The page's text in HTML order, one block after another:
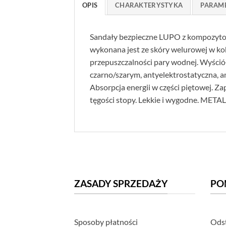
OPIS CHARAKTERYSTYKA
Sandały bezpieczne LUPO z
wykonana jest ze skóry welurowej w
przepuszczalności pary wodnej.
czarno/szarym, antyelektrostatyczna,
Absorpcja energii w części piętowej.
tęgości stopy. Lekkie i wygodne.
ZASADY SPRZEDAŻY
Sposoby płatności